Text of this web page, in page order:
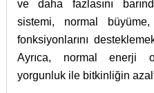
ve daha fazlasını
sistemi, normal
fonksiyonlarını
Ayrıca, normal enerji
yorgunluk ile bitkinliğin